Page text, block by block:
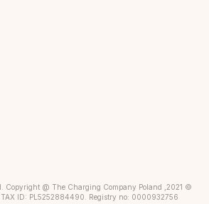
Poland. Copyright @ The Charging Company Poland
TAX ID: PL5252884490. Registry no: 0000932756.